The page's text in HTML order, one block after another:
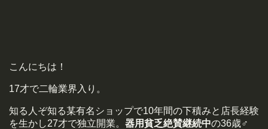
こんにちは！
17才で二輪業界入り。
知る人ぞ知る某有名ショップで10年間の下積みと店長経験
を生かし27才で独立開業。 器用貧乏絶賛継続中の36歳♂